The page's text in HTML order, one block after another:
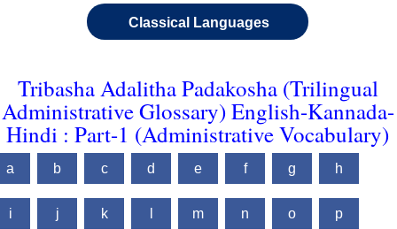
Classical Languages
Tribasha Adalitha Padakosha (Trilingual
Administrative Glossary) English-Kannada-
Hindi : Part-1 (Administrative Vocabulary)
a b c d e f g h
i j k m n o p